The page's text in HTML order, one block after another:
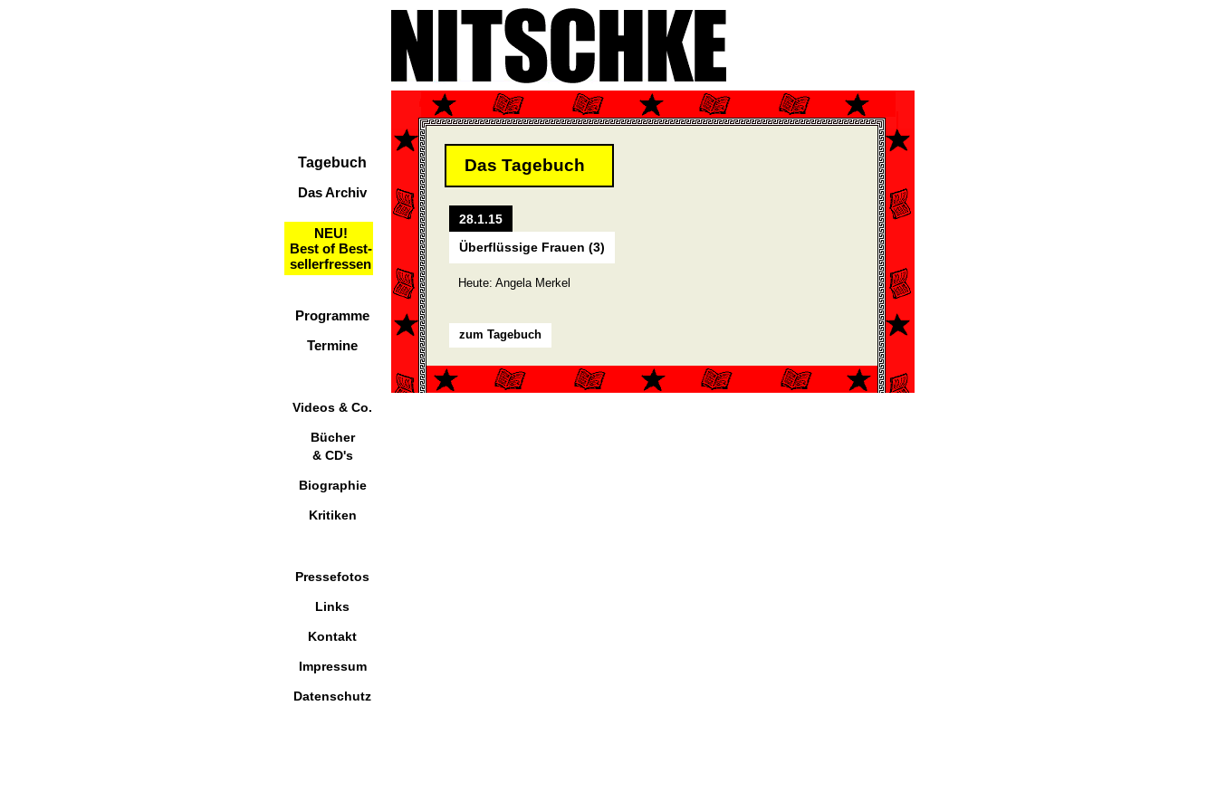
Tagebuch
Das Archiv
NEU!
Best of Best-
sellerfressen
Programme
Termine
Videos & Co.
Bücher
& CD's
Biographie
Kritiken
Pressefotos
Links
Kontakt
Impressum
Datenschutz
Das Tagebuch
28.1.15
Überflüssige Frauen (3)
Heute: Angela Merkel
zum Tagebuch